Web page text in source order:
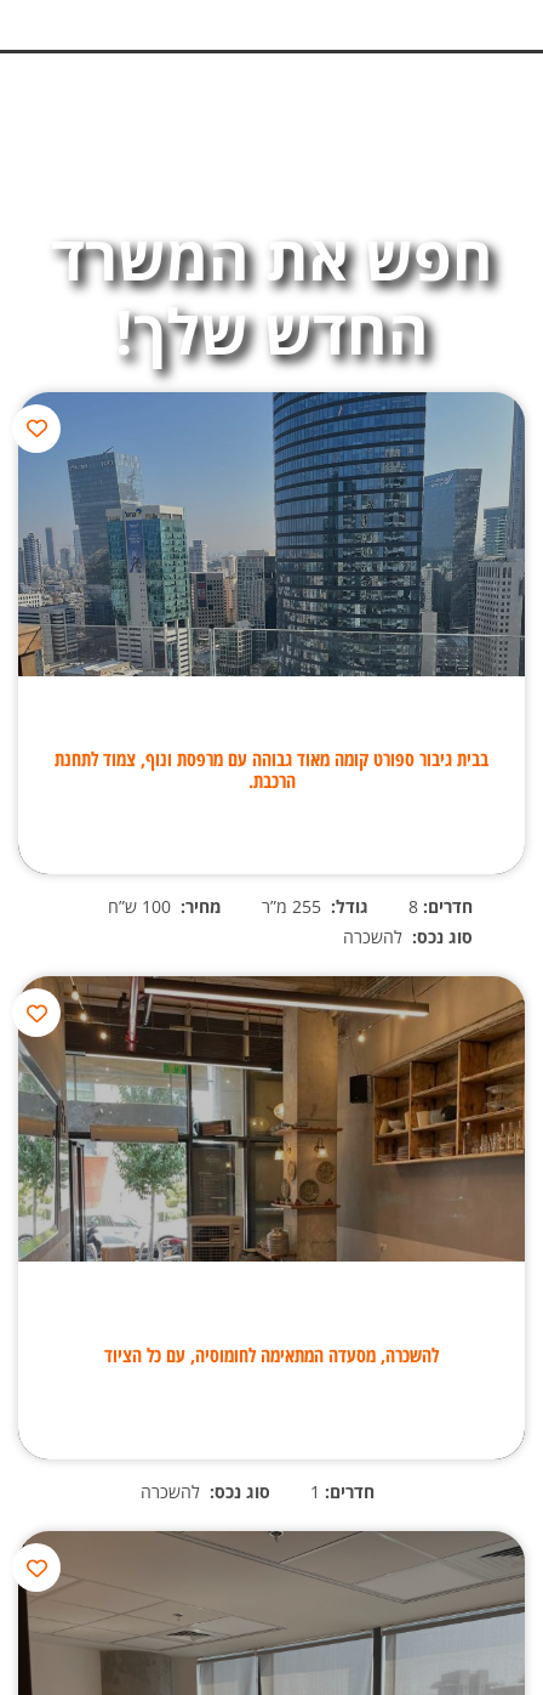
חפש את המשרד
החדש שלך!
בבית גיבור ספורט קומה מאוד גבוהה עם מרפסת ונוף, צמוד לתחנת
הרכבת.
חדרים: גודל: מחיר:
סוג נכס: להשכרה
להשכרה, מסעדה המתאימה לחומוסיה, עם כל הציוד
חדרים: סוג נכס: להשכרה